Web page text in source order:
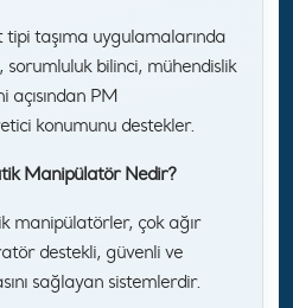
taşıma uygulamalarında
bilinci, mühendislik
açısından PM
konumunu destekler.
Manipülatör Nedir?
manipülatörler, çok ağır
destekli, güvenli ve
sağlayan sistemlerdir.